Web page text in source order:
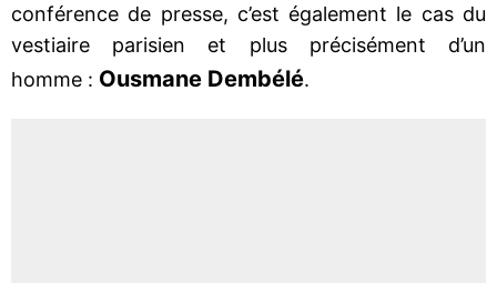
conférence de presse, c’est également le cas du
vestiaire parisien et plus précisément d’un
homme : Ousmane Dembélé.